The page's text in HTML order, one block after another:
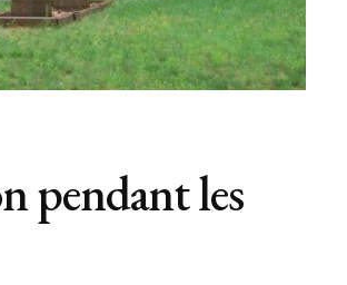
pendant les